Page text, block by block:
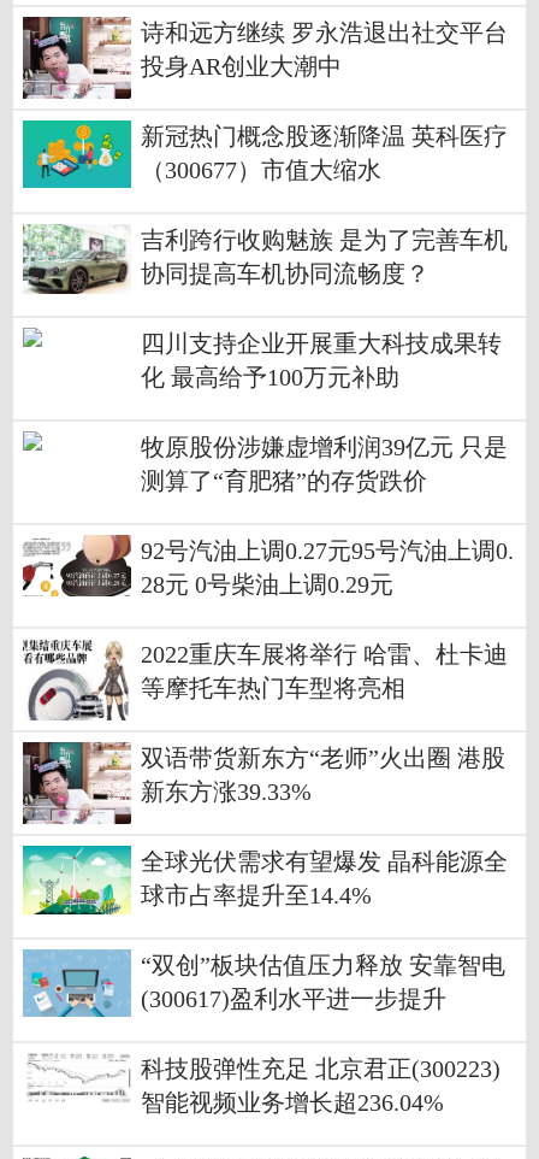
诗和远方继续 罗永浩退出社交平台
投身AR创业大潮中
新冠热门概念股逐渐降温 英科医疗
（300677）市值大缩水
吉利跨行收购魅族 是为了完善车机
协同提高车机协同流畅度？
四川支持企业开展重大科技成果转
化 最高给予100万元补助
牧原股份涉嫌虚增利润39亿元 只是
测算了“育肥猪”的存货跌价
92号汽油上调0.27元95号汽油上调0.
28元 0号柴油上调0.29元
2022重庆车展将举行 哈雷、杜卡迪
等摩托车热门车型将亮相
双语带货新东方“老师”火出圈 港股
新东方涨39.33%
全球光伏需求有望爆发 晶科能源全
球市占率提升至14.4%
“双创”板块估值压力释放 安靠智电
(300617)盈利水平进一步提升
科技股弹性充足 北京君正(300223)
智能视频业务增长超236.04%